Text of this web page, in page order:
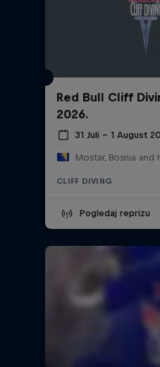
Red Bull Cliff
2026.
31 Juli – 1 August
Mostar, Bosnia and
CLIFF DIVING
Pogledaj reprizu